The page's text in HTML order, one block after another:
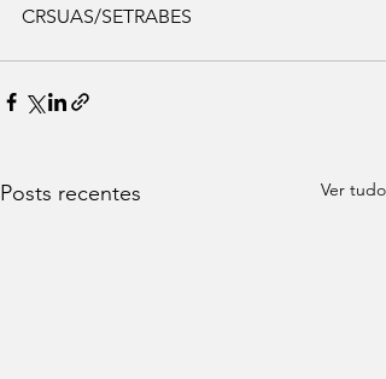
CRSUAS/SETRABES
Posts recentes Ver tudo